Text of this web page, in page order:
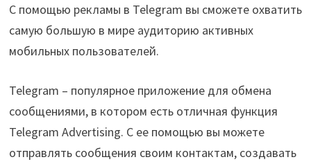
С помощью рекламы в Telegram вы сможете охватить
самую большую в мире аудиторию активных
мобильных пользователей.
Telegram – популярное приложение для обмена
сообщениями, в котором есть отличная функция
Telegram Advertising. С ее помощью вы можете
отправлять сообщения своим контактам, создавать